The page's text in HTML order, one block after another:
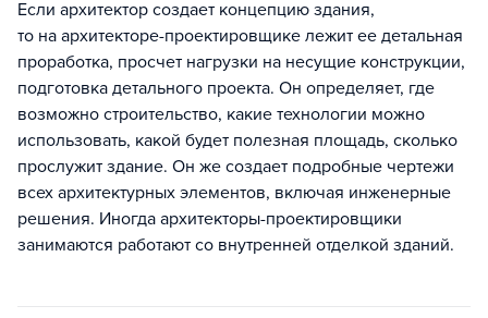
Если архитектор создает концепцию здания,
то на архитекторе-проектировщике лежит ее детальная
проработка, просчет нагрузки на несущие конструкции,
подготовка детального проекта. Он определяет, где
возможно строительство, какие технологии можно
использовать, какой будет полезная площадь, сколько
прослужит здание. Он же создает подробные чертежи
всех архитектурных элементов, включая инженерные
решения. Иногда архитекторы-проектировщики
занимаются работают со внутренней отделкой зданий.